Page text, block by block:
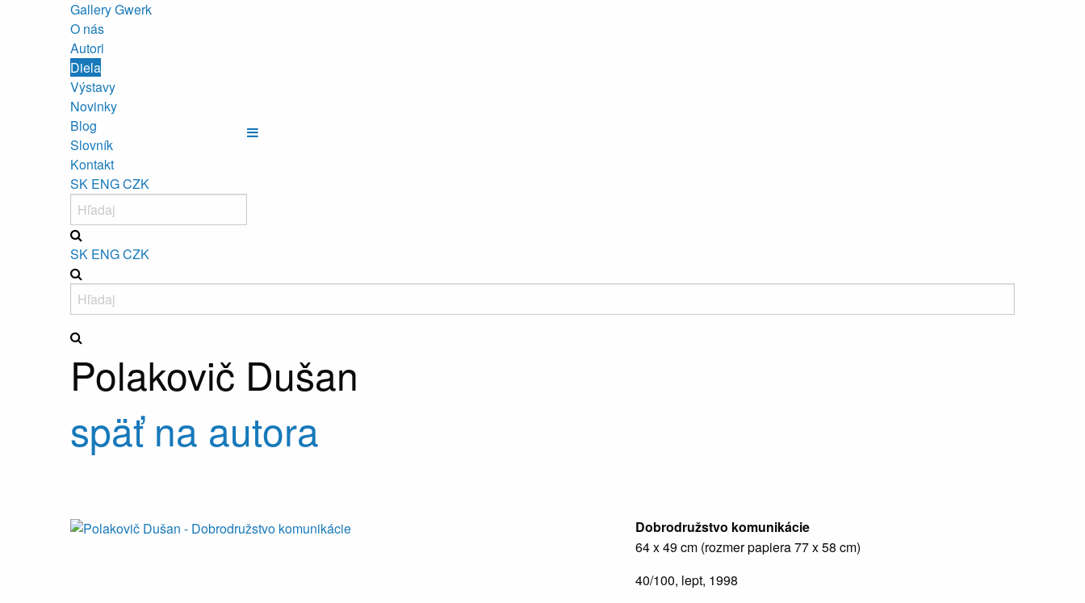
Gallery Gwerk
O nás
Autori
Diela
Výstavy
Novinky
Blog
Slovník
Kontakt
SK ENGCZK
SK ENGCZK
Polakovič Dušan
späť na autora
Dobrodružstvo komunikácie
64 x 49 cm (rozmer papiera 77 x 58 cm)
40/100, lept, 1998